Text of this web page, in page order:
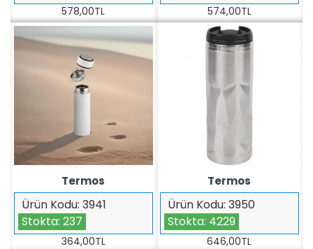
578,00TL 574,00TL
Ürün Kodu: 3941
Stokta: 237
Termos
364,00TL
Ürün Kodu: 3950
Stokta: 4229
Termos
646,00TL